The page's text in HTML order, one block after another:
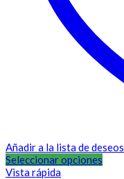
Añadir a la lista de deseos
Seleccionar opciones
Vista rápida